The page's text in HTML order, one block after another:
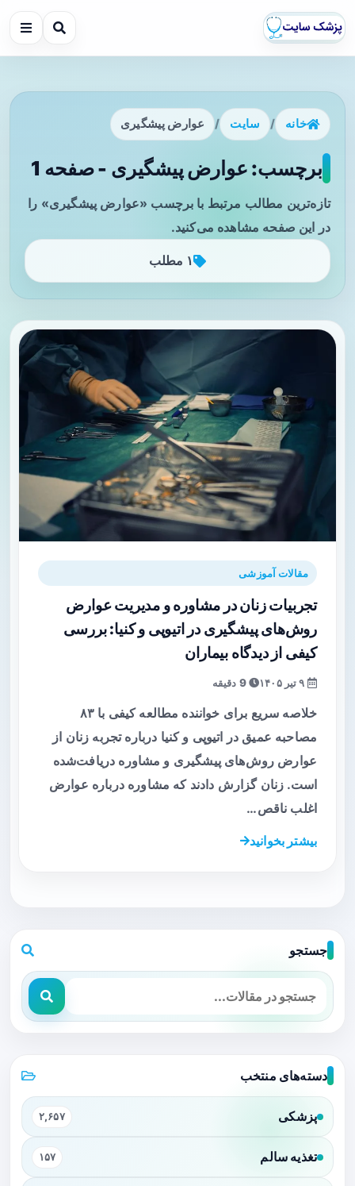
خانه / سایت / عوارض پیشگیری
برچسب: عوارض پیشگیری - صفحه 1
تازه‌ترین مطالب مرتبط با برچسب «عوارض پیشگیری» را
در این صفحه مشاهده می‌کنید.
۱ مطلب
مقالات آموزشی
تجربیات زنان در مشاوره و مدیریت عوارض
روش‌های پیشگیری در اتیوپی و کنیا: بررسی
کیفی از دیدگاه بیماران
9 دقیقه
خلاصه سریع برای خواننده مطالعه کیفی با ۸۳
مصاحبه عمیق در اتیوپی و کنیا درباره تجربه زنان از
عوارض روش‌های پیشگیری و مشاوره دریافت‌شده
است. زنان گزارش دادند که مشاوره درباره عوارض
اغلب ناقص…
بیشتر بخوانید
جستجو
دسته‌های منتخب
پزشکی ۲,۶۵۷
تغذیه سالم ۱۵۷